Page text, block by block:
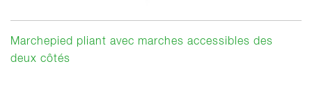
Marchepied pliant avec marches accessibles des
deux côtés